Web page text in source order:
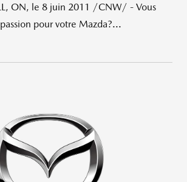
ON, le 8 juin 2011 /CNW/ - Vous
pour votre Mazda?...